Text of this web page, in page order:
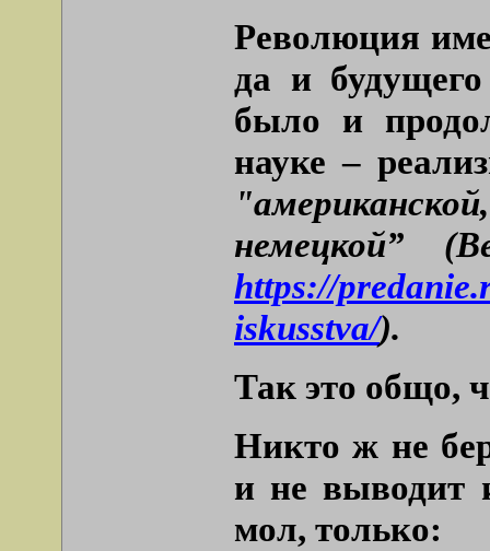
Революция
да и
было и
науке –
немецкой”
https://
iskusstva/).
Так это общо,
Никто ж не
и не выводит
мол, только: